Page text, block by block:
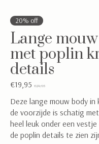
20% off
Lange
met poplin
details
€19,95 €24,95
Deze lange mouw body
de voorzijde is schatig
heel leuk onder een
de poplin details te zien